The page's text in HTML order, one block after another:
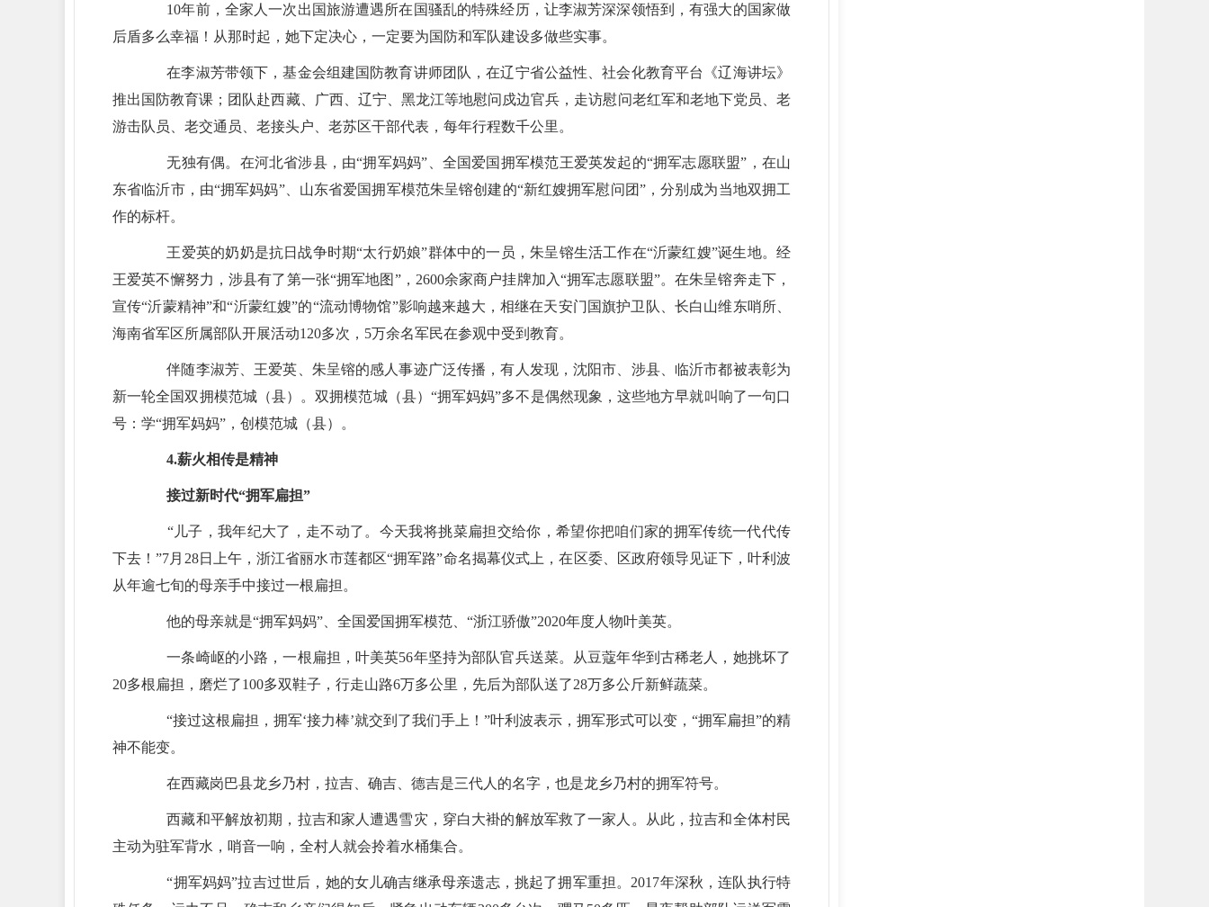
10年前，全家人一次出国旅游遭遇所在国骚乱的特殊经历，让李淑芳深深领悟到，有强大的国家做
后盾多么幸福！从那时起，她下定决心，一定要为国防和军队建设多做些实事。
在李淑芳带领下，基金会组建国防教育讲师团队，在辽宁省公益性、社会化教育平台《辽海讲坛》
推出国防教育课；团队赴西藏、广西、辽宁、黑龙江等地慰问戍边官兵，走访慰问老红军和老地下党员、老
游击队员、老交通员、老接头户、老苏区干部代表，每年行程数千公里。
无独有偶。在河北省涉县，由“拥军妈妈”、全国爱国拥军模范王爱英发起的“拥军志愿联盟”，在山
东省临沂市，由“拥军妈妈”、山东省爱国拥军模范朱呈镕创建的“新红嫂拥军慰问团”，分别成为当地双拥工
作的标杆。
王爱英的奶奶是抗日战争时期“太行奶娘”群体中的一员，朱呈镕生活工作在“沂蒙红嫂”诞生地。经
王爱英不懈努力，涉县有了第一张“拥军地图”，2600余家商户挂牌加入“拥军志愿联盟”。在朱呈镕奔走下，
宣传“沂蒙精神”和“沂蒙红嫂”的“流动博物馆”影响越来越大，相继在天安门国旗护卫队、长白山维东哨所、
海南省军区所属部队开展活动120多次，5万余名军民在参观中受到教育。
伴随李淑芳、王爱英、朱呈镕的感人事迹广泛传播，有人发现，沈阳市、涉县、临沂市都被表彰为
新一轮全国双拥模范城（县）。双拥模范城（县）“拥军妈妈”多不是偶然现象，这些地方早就叫响了一句口
号：学“拥军妈妈”，创模范城（县）。
4.薪火相传是精神
接过新时代“拥军扁担”
“儿子，我年纪大了，走不动了。今天我将挑菜扁担交给你，希望你把咱们家的拥军传统一代代传
下去！”7月28日上午，浙江省丽水市莲都区“拥军路”命名揭幕仪式上，在区委、区政府领导见证下，叶利波
从年逾七旬的母亲手中接过一根扁担。
他的母亲就是“拥军妈妈”、全国爱国拥军模范、“浙江骄傲”2020年度人物叶美英。
一条崎岖的小路，一根扁担，叶美英56年坚持为部队官兵送菜。从豆蔻年华到古稀老人，她挑坏了
20多根扁担，磨烂了100多双鞋子，行走山路6万多公里，先后为部队送了28万多公斤新鲜蔬菜。
“接过这根扁担，拥军‘接力棒’就交到了我们手上！”叶利波表示，拥军形式可以变，“拥军扁担”的精
神不能变。
在西藏岗巴县龙乡乃村，拉吉、确吉、德吉是三代人的名字，也是龙乡乃村的拥军符号。
西藏和平解放初期，拉吉和家人遭遇雪灾，穿白大褂的解放军救了一家人。从此，拉吉和全体村民
主动为驻军背水，哨音一响，全村人就会拎着水桶集合。
“拥军妈妈”拉吉过世后，她的女儿确吉继承母亲遗志，挑起了拥军重担。2017年深秋，连队执行特